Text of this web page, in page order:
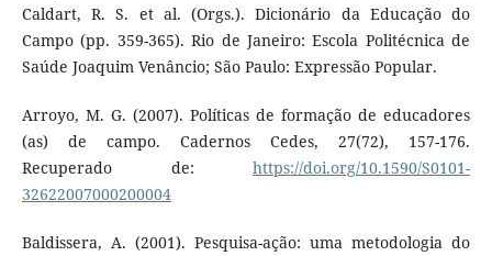
Caldart, R. S. et al. (Orgs.). Dicionário da Educação do
Campo (pp. 359-365). Rio de Janeiro: Escola Politécnica de
Saúde Joaquim Venâncio; São Paulo: Expressão Popular.
Arroyo, M. G. (2007). Políticas de formação de educadores
(as) de campo. Cadernos Cedes, 27(72), 157-176.
Recuperado de:https://doi.org/10.1590/S0101-
32622007000200004
Baldissera, A. (2001). Pesquisa-ação: uma metodologia do